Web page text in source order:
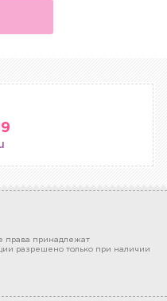
права принадлежат
разрешено только при наличии